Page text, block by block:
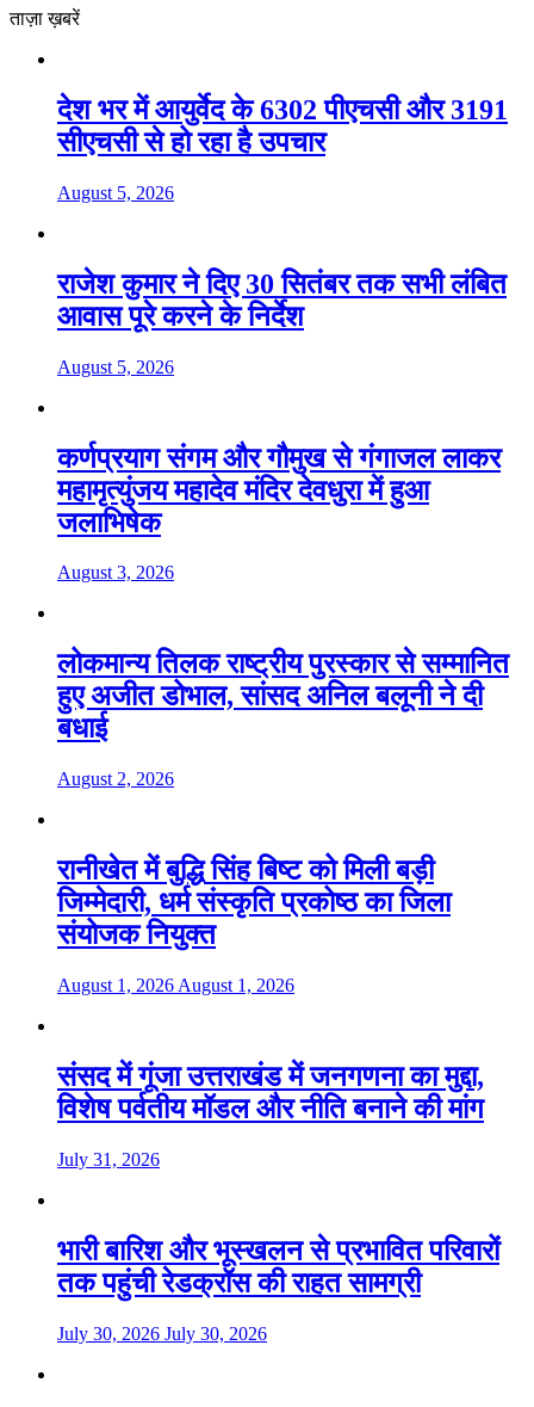
ताज़ा ख़बरें
देश भर में आयुर्वेद के 6302 पीएचसी और 3191
सीएचसी से हो रहा है उपचार
August 5, 2026
राजेश कुमार ने दिए 30 सितंबर तक सभी लंबित
आवास पूरे करने के निर्देश
August 5, 2026
कर्णप्रयाग संगम और गौमुख से गंगाजल लाकर
महामृत्युंजय महादेव मंदिर देवधुरा में हुआ
जलाभिषेक
August 3, 2026
लोकमान्य तिलक राष्ट्रीय पुरस्कार से सम्मानित
हुए अजीत डोभाल, सांसद अनिल बलूनी ने दी
बधाई
August 2, 2026
रानीखेत में बुद्धि सिंह बिष्ट को मिली बड़ी
जिम्मेदारी, धर्म संस्कृति प्रकोष्ठ का जिला
संयोजक नियुक्त
August 1, 2026 August 1, 2026
संसद में गूंजा उत्तराखंड में जनगणना का मुद्दा,
विशेष पर्वतीय मॉडल और नीति बनाने की मांग
July 31, 2026
भारी बारिश और भूस्खलन से प्रभावित परिवारों
तक पहुंची रेडक्रॉस की राहत सामग्री
July 30, 2026 July 30, 2026